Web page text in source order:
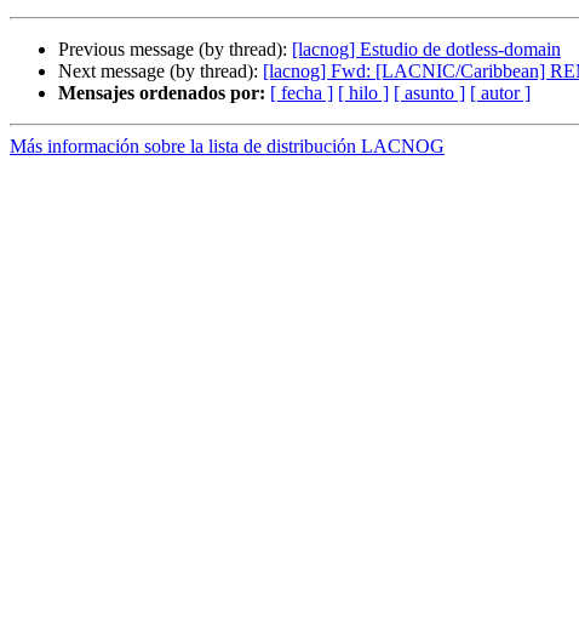
Previous message (by thread): [lacnog] Estudio de dotless-domain
Next message (by thread): [lacnog] Fwd: [LACNIC/Caribbean]
Mensajes ordenados por: [ fecha ] [ hilo ] [ asunto ] [ autor ]
Más información sobre la lista de distribución LACNOG